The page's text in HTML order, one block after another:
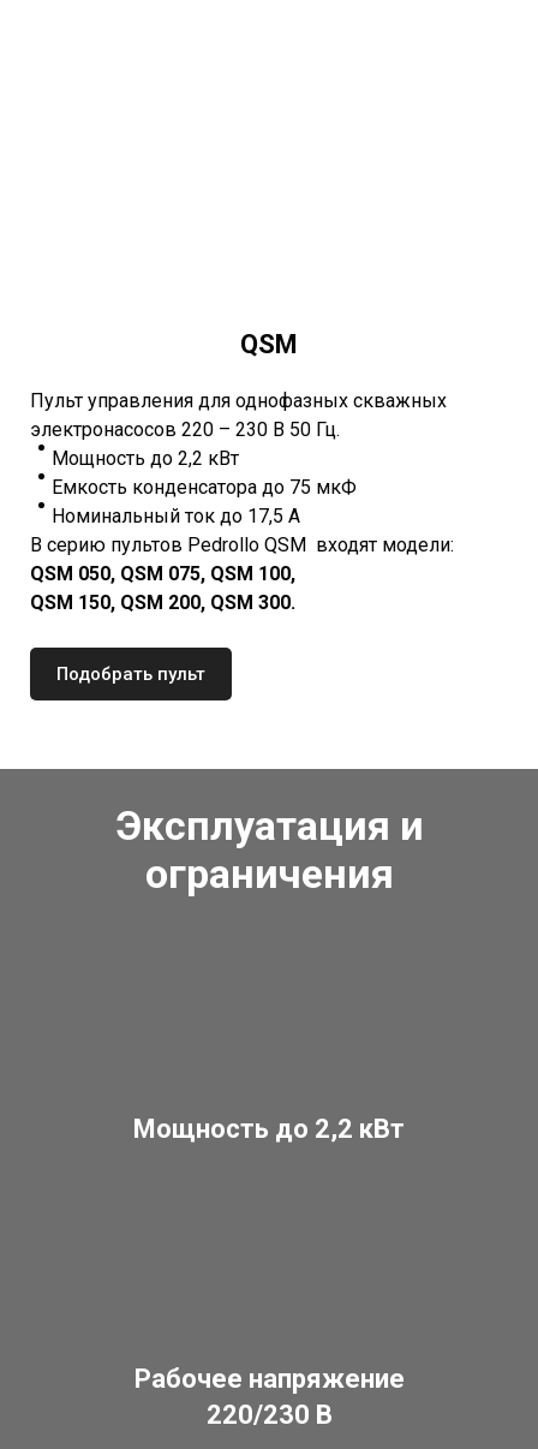
QSM
Пульт управления для однофазных скважных
электронасосов 220 – 230 В 50 Гц.
Мощность до 2,2 кВт
Емкость конденсатора до 75 мкФ
Номинальный ток до 17,5 А
В серию пультов Pedrollo QSM входят модели:
QSM 050, QSM 075, QSM 100,
QSM 150, QSM 200, QSM 300.
Подобрать пульт
Эксплуатация и
ограничения
Мощность до 2,2 кВт
Рабочее напряжение
220/230 В